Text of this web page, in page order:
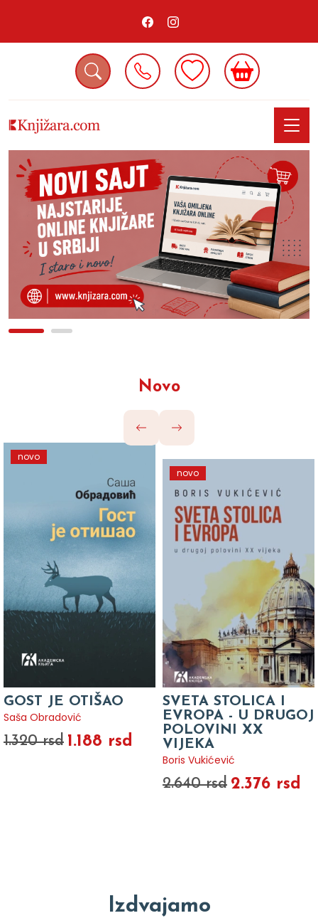
Novo
novo
GOST JE OTIŠAO
Saša Obradović
1.320 rsd 1.188 rsd
novo
SVETA STOLICA I
EVROPA - U DRUGOJ
POLOVINI XX
VIJEKA
Boris Vukićević
2.640 rsd 2.376 rsd
Izdvajamo